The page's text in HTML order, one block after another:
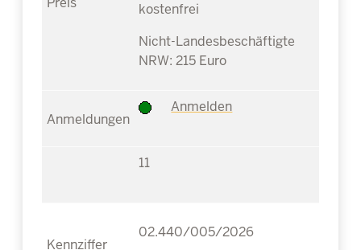
kostenfrei
Nicht-Landesbeschäftigte
NRW: 215 Euro
Anmelden
11
02.440/005/2026